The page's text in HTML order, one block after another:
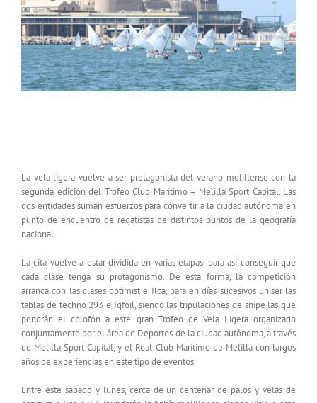
La vela ligera vuelve a ser protagonista del verano melillense con la
segunda edición del Trofeo Club Marítimo – Melilla Sport Capital. Las
dos entidades suman esfuerzos para convertir a la ciudad autónoma en
punto de encuentro de regatistas de distintos puntos de la geografía
nacional.
La cita vuelve a estar dividida en varias etapas, para así conseguir que
cada clase tenga su protagonismo. De esta forma, la competición
arranca con las clases optimist e Ilca, para en días sucesivos uniser las
tablas de techno 293 e Iqfoil, siendo las tripulaciones de snipe las que
pondrán el colofón a este gran Trofeo de Vela Ligera organizado
conjuntamente por el área de Deportes de la ciudad autónoma, a través
de Melilla Sport Capital, y el Real Club Marítimo de Melilla con largos
años de experiencias en este tipo de eventos.
Entre este sábado y lunes, cerca de un centenar de palos y velas de